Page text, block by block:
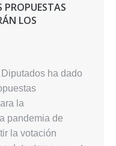
PROPUESTAS
LOS
ha dado
la
pandemia de
la votación